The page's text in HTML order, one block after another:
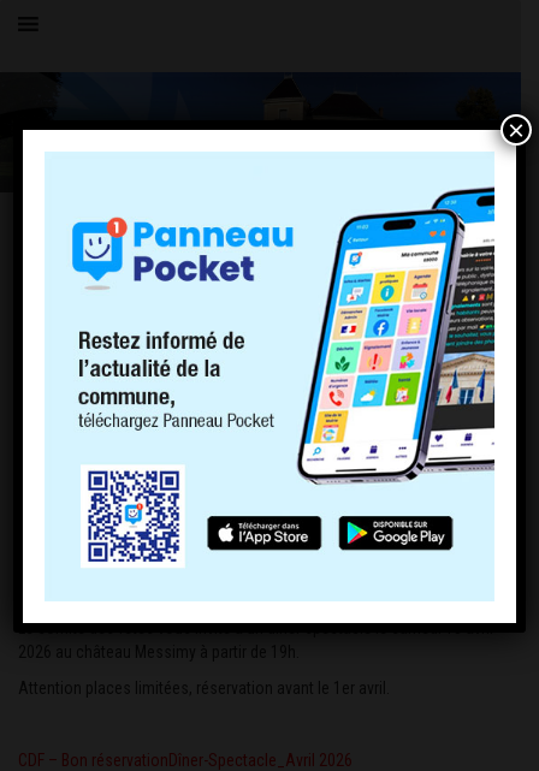
TOUS LES ÉVÉNEMENTS
LE VILLAGE
Comité des Fêtes : Dîner spectacle
9 août 2026
Le comité des fêtes vous invite à un diner spectacle le samedi 18 avril
Attention places limitées, réservation avant le 1er avril.
CDF – Bon réservationDîner-Spectacle_Avril 2026
×